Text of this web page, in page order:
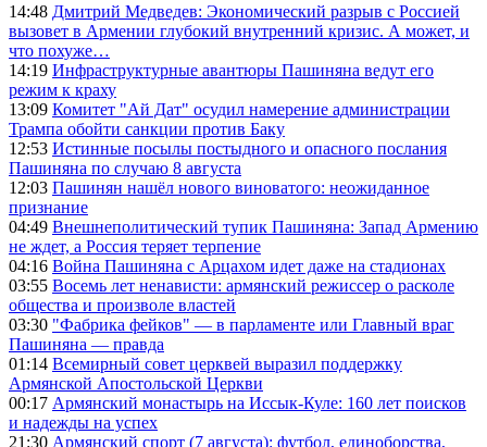
14:48 Дмитрий Медведев: Экономический разрыв с Россией
вызовет в Армении глубокий внутренний кризис. А может, и
что похуже…
14:19 Инфраструктурные авантюры Пашиняна ведут его
режим к краху
13:09 Комитет "Ай Дат" осудил намерение администрации
Трампа обойти санкции против Баку
12:53 Истинные посылы постыдного и опасного послания
Пашиняна по случаю 8 августа
12:03 Пашинян нашёл нового виноватого: неожиданное
признание
04:49 Внешнеполитический тупик Пашиняна: Запад Армению
не ждет, а Россия теряет терпение
04:16 Война Пашиняна с Арцахом идет даже на стадионах
03:55 Восемь лет ненависти: армянский режиссер о расколе
общества и произволе властей
03:30 "Фабрика фейков" — в парламенте или Главный враг
Пашиняна — правда
01:14 Всемирный совет церквей выразил поддержку
Армянской Апостольской Церкви
00:17 Армянский монастырь на Иссык-Куле: 160 лет поисков
и надежды на успех
21:30 Армянский спорт (7 августа): футбол, единоборства,